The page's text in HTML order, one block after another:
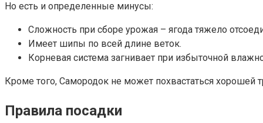
Но есть и определенные минусы:
Сложность при сборе урожая – ягода тяжело
Имеет шипы по всей длине веток.
Корневая система загнивает при избыточной
Кроме того, Самородок не может похвастаться хорошей
Правила посадки